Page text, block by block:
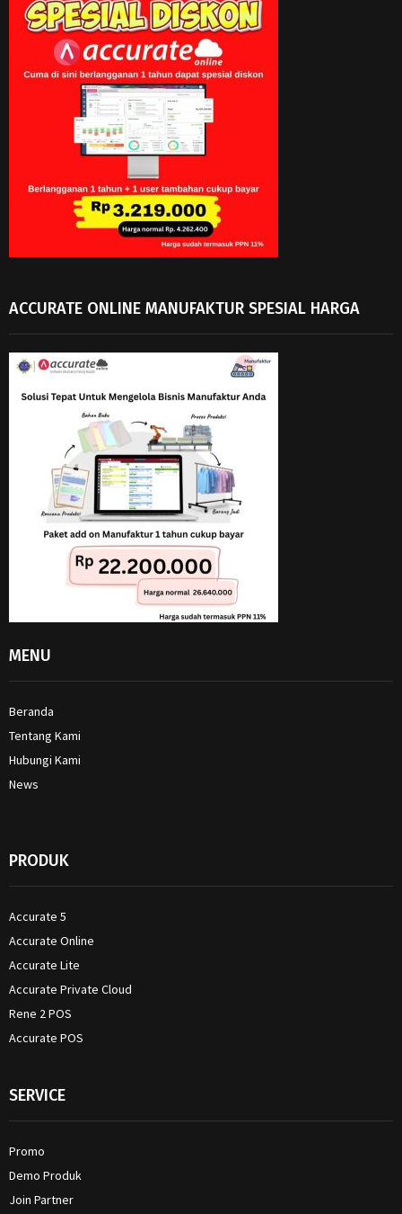
ACCURATE ONLINE MANUFAKTUR SPESIAL HARGA
MENU
Beranda
Tentang Kami
Hubungi Kami
News
PRODUK
Accurate 5
Accurate Online
Accurate Lite
Accurate Private Cloud
Rene 2 POS
Accurate POS
SERVICE
Promo
Demo Produk
Join Partner